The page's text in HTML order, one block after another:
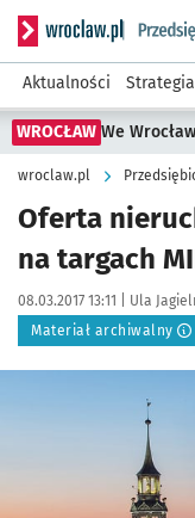
Serwis
Aktualności Strategia
WROCŁAW We
wroclaw.pl
Oferta
na targach
Data publikacji:
08.03.2017 13:11 | Autor:
Ula
Materiał archiwalny